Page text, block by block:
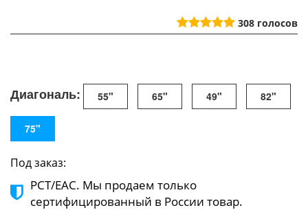
308 голосов
Диагональ: 55" 65" 49" 82"
75"
Под заказ:
РСТ/ЕАС. Мы продаем только
сертифицированный в России товар.